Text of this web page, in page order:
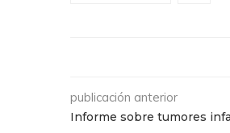
publicación anterior
Informe sobre tumores